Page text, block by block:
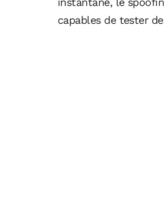
capables de tester